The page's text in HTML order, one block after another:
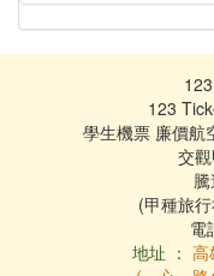
123
學生機票 廉價航
交
(甲種旅
電
地址 ： 高